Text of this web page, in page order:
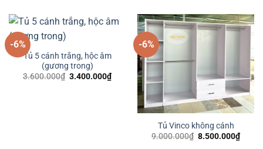
3.500.000₫.
-6%
Tủ 5 cánh trắng, hộc âm
(gương trong)
3.600.000₫ Giá
3.400.000₫Giá
hiện
3.400.000₫.
-6%
Tủ Vinco không cánh
9.000.000₫ Giá
8.500.000₫Giá
hiện